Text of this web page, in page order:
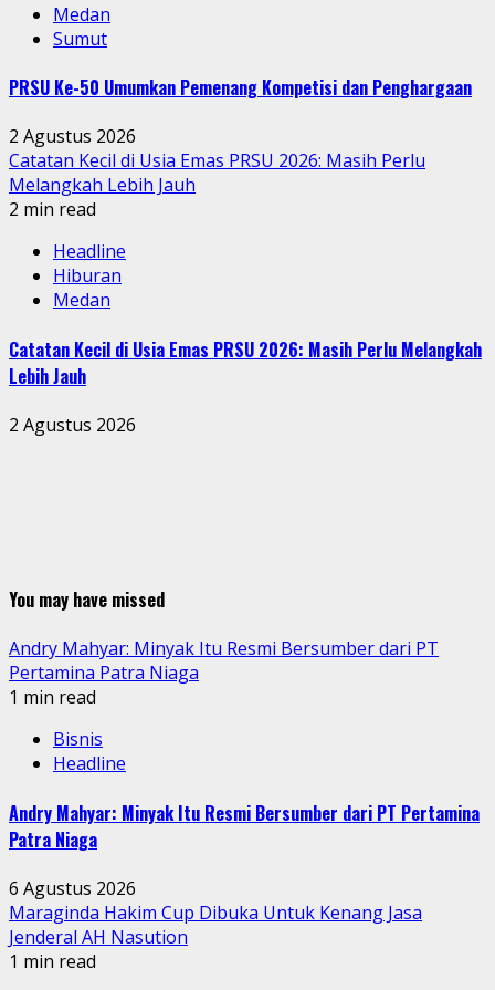
Medan
Sumut
PRSU Ke-50 Umumkan Pemenang Kompetisi dan Penghargaan
2 Agustus 2026
Catatan Kecil di Usia Emas PRSU 2026: Masih Perlu
Melangkah Lebih Jauh
2 min read
Headline
Hiburan
Medan
Catatan Kecil di Usia Emas PRSU 2026: Masih Perlu Melangkah
Lebih Jauh
2 Agustus 2026
You may have missed
Andry Mahyar: Minyak Itu Resmi Bersumber dari PT
Pertamina Patra Niaga
1 min read
Bisnis
Headline
Andry Mahyar: Minyak Itu Resmi Bersumber dari PT Pertamina
Patra Niaga
6 Agustus 2026
Maraginda Hakim Cup Dibuka Untuk Kenang Jasa
Jenderal AH Nasution
1 min read